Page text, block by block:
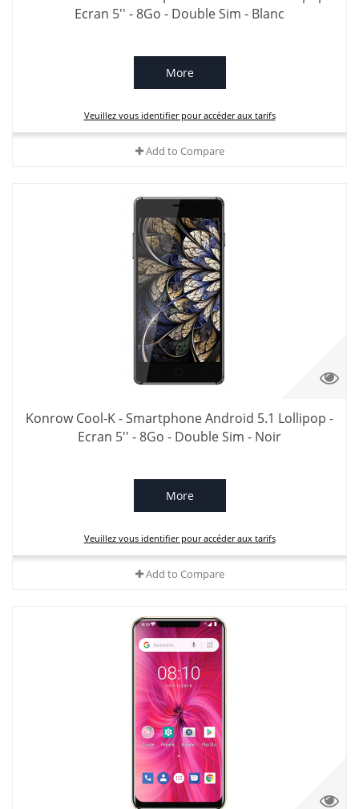
Ecran 5'' - 8Go - Double Sim - Blanc
More
Veuillez vous identifier pour accéder aux tarifs
Add to Compare
Konrow Cool-K - Smartphone Android 5.1 Lollipop -
Ecran 5'' - 8Go - Double Sim - Noir
More
Veuillez vous identifier pour accéder aux tarifs
Add to Compare